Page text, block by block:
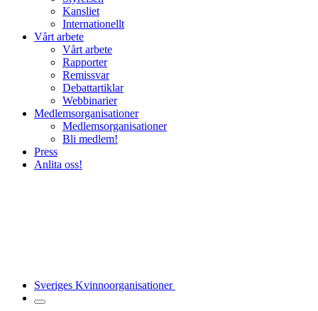
Kansliet
Internationellt
Vårt arbete
Vårt arbete
Rapporter
Remissvar
Debattartiklar
Webbinarier
Medlemsorganisationer
Medlemsorganisationer
Bli medlem!
Press
Anlita oss!
Sveriges Kvinnoorganisationer